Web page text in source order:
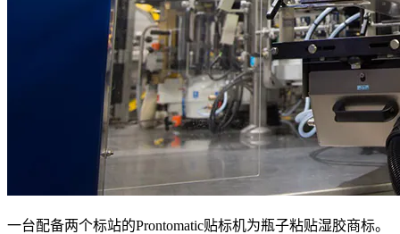
一台配备两个标站的Prontomatic贴标机为瓶子粘贴湿胶商标。